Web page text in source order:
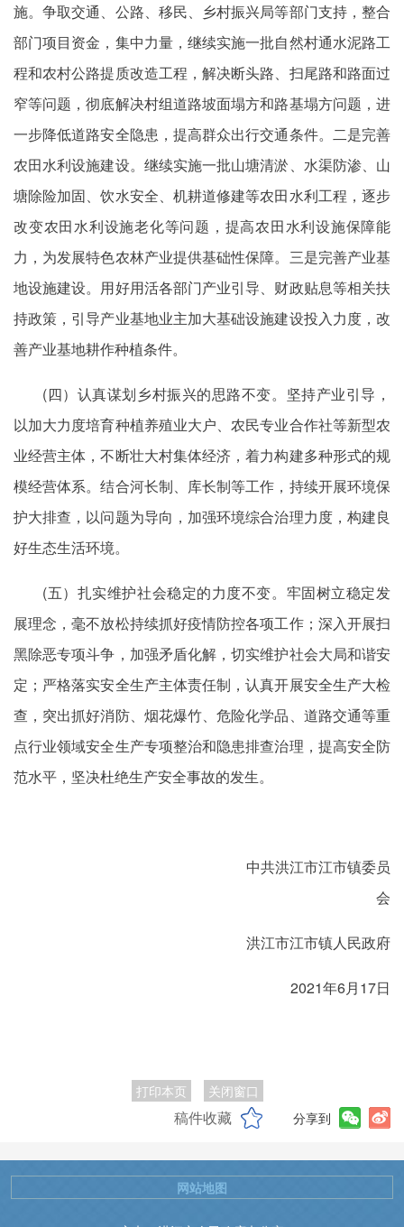
施。争取交通、公路、移民、乡村振兴局等部门支持，整合
部门项目资金，集中力量，继续实施一批自然村通水泥路工
程和农村公路提质改造工程，解决断头路、扫尾路和路面过
窄等问题，彻底解决村组道路坡面塌方和路基塌方问题，进
一步降低道路安全隐患，提高群众出行交通条件。二是完善
农田水利设施建设。继续实施一批山塘清淤、水渠防渗、山
塘除险加固、饮水安全、机耕道修建等农田水利工程，逐步
改变农田水利设施老化等问题，提高农田水利设施保障能
力，为发展特色农林产业提供基础性保障。三是完善产业基
地设施建设。用好用活各部门产业引导、财政贴息等相关扶
持政策，引导产业基地业主加大基础设施建设投入力度，改
善产业基地耕作种植条件。
(四）认真谋划乡村振兴的思路不变。坚持产业引导，
以加大力度培育种植养殖业大户、农民专业合作社等新型农
业经营主体，不断壮大村集体经济，着力构建多种形式的规
模经营体系。结合河长制、库长制等工作，持续开展环境保
护大排查，以问题为导向，加强环境综合治理力度，构建良
好生态生活环境。
(五）扎实维护社会稳定的力度不变。牢固树立稳定发
展理念，毫不放松持续抓好疫情防控各项工作；深入开展扫
黑除恶专项斗争，加强矛盾化解，切实维护社会大局和谐安
定；严格落实安全生产主体责任制，认真开展安全生产大检
查，突出抓好消防、烟花爆竹、危险化学品、道路交通等重
点行业领域安全生产专项整治和隐患排查治理，提高安全防
范水平，坚决杜绝生产安全事故的发生。
中共洪江市江市镇委员
会
洪江市江市镇人民政府
2021年6月17日
打印本页 关闭窗口
稿件收藏 分享到
网站地图